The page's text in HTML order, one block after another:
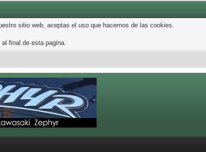
sitio web, aceptas el uso que hacemos de las cookies.
final de esta pagina.